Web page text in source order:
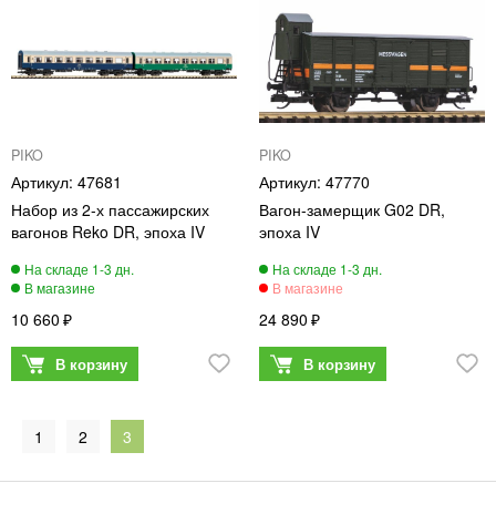
PIKO
47681
Набор из 2-х пассажирских
вагонов Reko DR, эпоха IV
10 660
PIKO
47770
Вагон-замерщик G02 DR,
эпоха IV
24 890
1 2 3